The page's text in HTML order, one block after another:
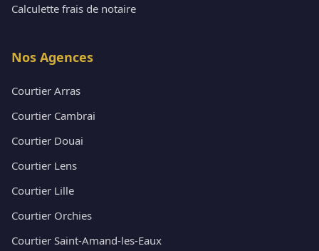
Calculette frais de notaire
Nos Agences
Courtier Arras
Courtier Cambrai
Courtier Douai
Courtier Lens
Courtier Lille
Courtier Orchies
Courtier Saint-Amand-les-Eaux